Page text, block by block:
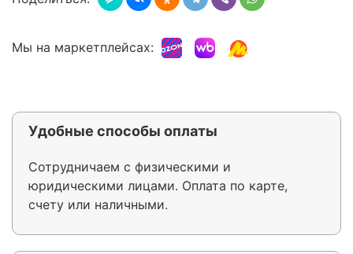
Мы на маркетплейсах:
Удобные способы оплаты
Сотрудничаем с физическими и
юридическими лицами. Оплата по карте,
счету или наличными.